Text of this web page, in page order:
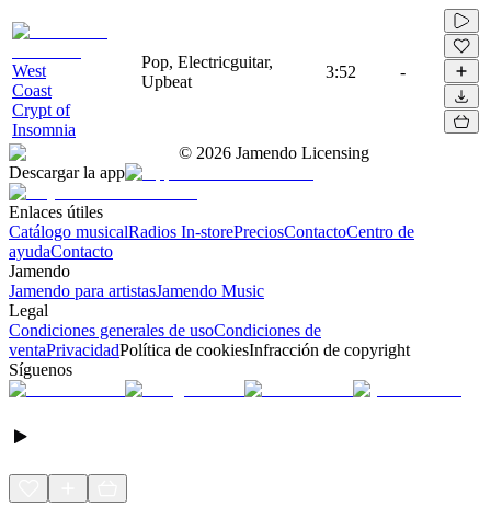
West
Coast
Crypt of
Insomnia
Pop, Electricguitar,
Upbeat
3:52 -
© 2026 Jamendo Licensing
Descargar la app
Enlaces útiles
Catálogo musicalRadios In-storePreciosContactoCentro de
ayudaContacto
Jamendo
Jamendo para artistasJamendo Music
Legal
Condiciones generales de usoCondiciones de
ventaPrivacidadPolítica de cookiesInfracción de copyright
Síguenos